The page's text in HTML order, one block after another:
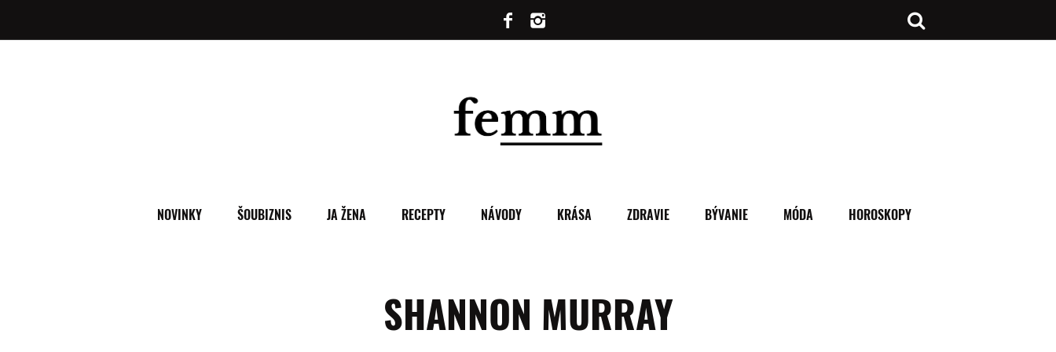
NOVINKY ŠOUBIZNIS JA ŽENA RECEPTY NÁVODY KRÁSA ZDRAVIE BÝVANIE MÓDA HOROSKOPY
SHANNON MURRAY